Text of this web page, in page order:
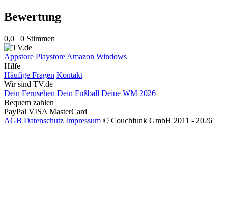
Bewertung
0,0 0 Stimmen
Appstore Playstore Amazon Windows
Hilfe
Häufige Fragen Kontakt
Wir sind TV.de
Dein Fernsehen Dein Fußball Deine WM 2026
Bequem zahlen
PayPal VISA MasterCard
AGB Datenschutz Impressum © Couchfunk GmbH 2011 - 2026